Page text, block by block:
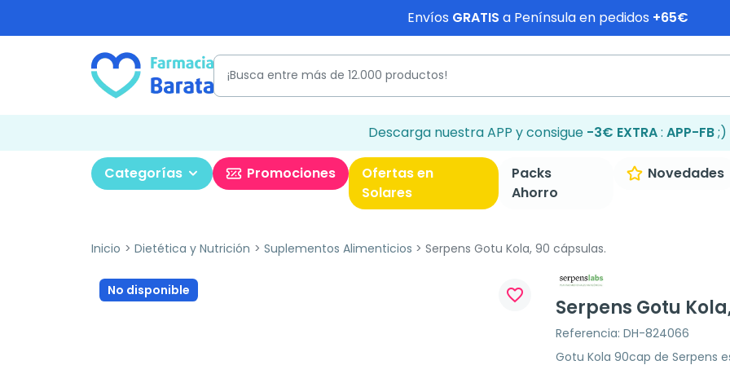
Envíos GRATIS a Península en pedidos +65€
Descarga nuestra APP y consigue -3€ EXTRA: APP-FB;)
Categorías Promociones
Ofertas en
Solares
Packs
Ahorro
Novedades
Inicio Dietética y Nutrición Suplementos Alimenticios Serpens Gotu Kola, 90 cápsulas.
No disponible favorite_border
Serpens Gotu
Referencia: DH-824066
Gotu Kola 90cap de